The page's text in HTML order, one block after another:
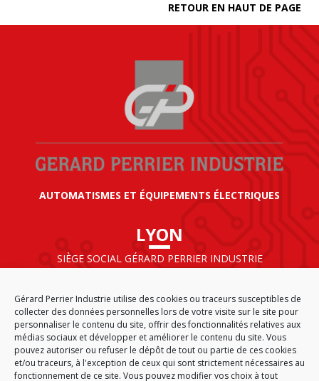
Gérard Perrier Industrie utilise des cookies ou traceurs susceptibles de
collecter des données personnelles lors de votre visite sur le site pour
personnaliser le contenu du site, offrir des fonctionnalités relatives aux
médias sociaux et développer et améliorer le contenu du site. Vous
pouvez autoriser ou refuser le dépôt de tout ou partie de ces cookies
et/ou traceurs, à l'exception de ceux qui sont strictement nécessaires au
fonctionnement de ce site. Vous pouvez modifier vos choix à tout
RETOUR EN HAUT DE PAGE
AUTOMATISMES ET ÉQUIPEMENTS ÉLECTRIQUES
LYON
SIÈGE SOCIAL GÉRARD PERRIER INDUSTRIE
69125 LYON AÉROPORT SAINT EXUPÉRY
FRANCE